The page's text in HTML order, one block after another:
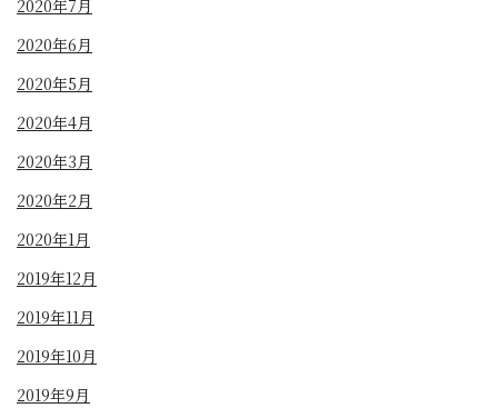
2020年7月
2020年6月
2020年5月
2020年4月
2020年3月
2020年2月
2020年1月
2019年12月
2019年11月
2019年10月
2019年9月